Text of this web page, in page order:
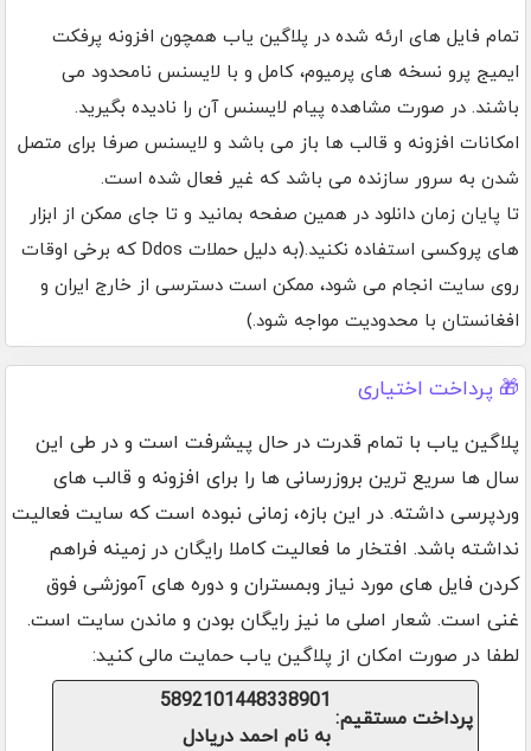
تمام فایل های ارئه شده در پلاگین یاب همچون افزونه پرفکت
ایمیج پرو نسخه های پرمیوم، کامل و با لایسنس نامحدود می
باشند. در صورت مشاهده پیام لایسنس آن را نادیده بگیرید.
امکانات افزونه و قالب ها باز می باشد و لایسنس صرفا برای متصل
شدن به سرور سازنده می باشد که غیر فعال شده است.
تا پایان زمان دانلود در همین صفحه بمانید و تا جای ممکن از ابزار
های پروکسی استفاده نکنید.(به دلیل حملات Ddos که برخی اوقات
روی سایت انجام می شود، ممکن است دسترسی از خارج ایران و
افغانستان با محدودیت مواجه شود.)
🎁 پرداخت اختیاری
پلاگین یاب با تمام قدرت در حال پیشرفت است و در طی این
سال ها سریع ترین بروزرسانی ها را برای افزونه و قالب های
وردپرسی داشته. در این بازه، زمانی نبوده است که سایت فعالیت
نداشته باشد. افتخار ما فعالیت کاملا رایگان در زمینه فراهم
کردن فایل های مورد نیاز وبمستران و دوره های آموزشی فوق
غنی است. شعار اصلی ما نیز رایگان بودن و ماندن سایت است.
لطفا در صورت امکان از پلاگین یاب حمایت مالی کنید:
پرداخت مستقیم:
5892101448338901
به نام احمد دریادل